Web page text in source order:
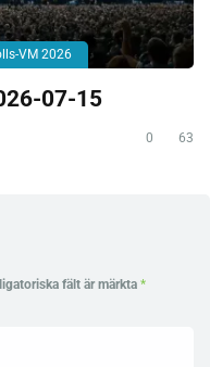
VM 2026
07-15
0 63
fält är märkta *